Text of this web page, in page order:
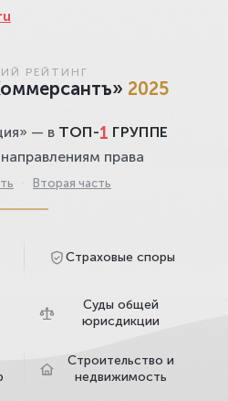
РЕЙТИНГ
2025
— в ТОП-1 ГРУППЕ
права
Вторая часть
Страховые споры
Суды общей
юрисдикции
Строительство и
недвижимость